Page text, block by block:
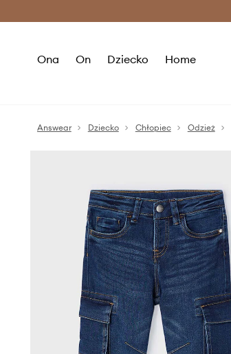
Ona On Dziecko Home
Answear Dziecko Chłopiec Odzież